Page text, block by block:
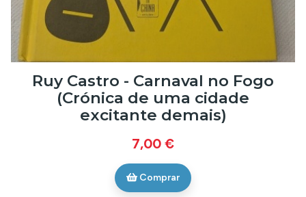
Ruy Castro - Carnaval no Fogo
(Crónica de uma cidade
excitante demais)
7,00 €
Comprar